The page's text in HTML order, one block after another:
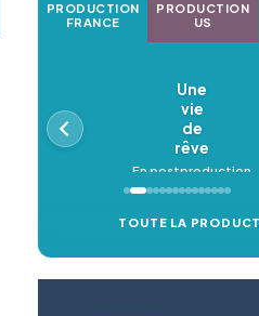
PRODUCTION
FRANCE
PRODUCTION
US
Une
vie
de
rêve
En postproduction
TOUTE LA